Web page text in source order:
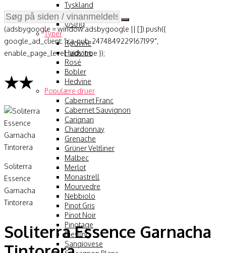
Tyskland
USA
Østrig
Typer
Rødvine
Hvidvine
Rosé
Bobler
Hedvine
Populære druer
Cabernet Franc
Cabernet Sauvignon
Carignan
Chardonnay
Grenache
Grüner Veltliner
Malbec
Merlot
Monastrell
Mourvedre
Nebbiolo
Pinot Gris
Pinot Noir
Pinotage
Riesling
Sangiovese
(adsbygoogle = window.adsbygoogle || []).push({
google_ad_client: "ca-pub-2474849229167199",
enable_page_level_ads: true });
★★
Soliterra
Essence
Garnacha
Tintorera
Soliterra Essence Garnacha